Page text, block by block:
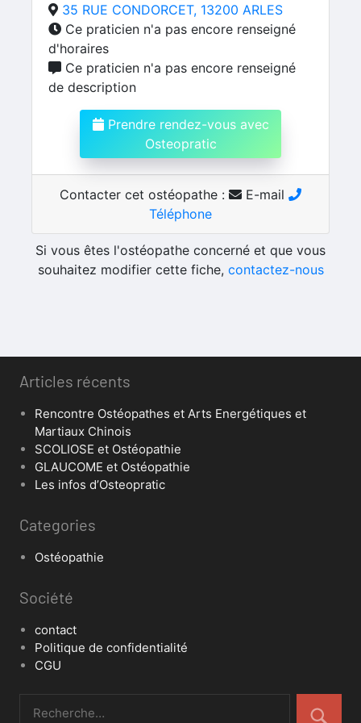
35 RUE CONDORCET, 13200 ARLES
Ce praticien n'a pas encore renseigné
d'horaires
Ce praticien n'a pas encore renseigné
de description
Prendre rendez-vous avec
Osteopratic
Contacter cet ostéopathe :
E-mail
Téléphone
Si vous êtes l'ostéopathe concerné et que vous
souhaitez modifier cette fiche, contactez-nous
Articles récents
Rencontre Ostéopathes et Arts Energétiques et
Martiaux Chinois
SCOLIOSE et Ostéopathie
GLAUCOME et Ostéopathie
Les infos d’Osteopratic
Categories
Ostéopathie
Société
contact
Politique de confidentialité
CGU